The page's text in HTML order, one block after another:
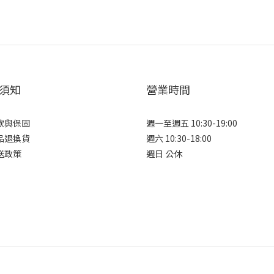
知
保固
換貨
政策
營業時間
週一至週五 10:30-19:00
週六 10:30-18:00
週日 公休